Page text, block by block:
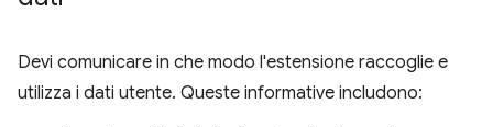
Devi comunicare in che modo l'estensione raccoglie e
utilizza i dati utente. Queste informative includono: